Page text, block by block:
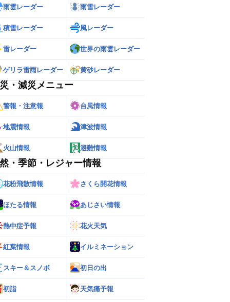
雨雲レーダー 雨雪レーダー
積雪レーダー 風レーダー
雷レーダー 世界の雨雲レーダー
ゲリラ雷雨レーダー 黄砂レーダー
・減災メニュー
警報・注意報 台風情報
地震情報 津波情報
火山情報 避難情報
・季節・レジャー情報
花粉飛散情報 さくら開花情報
ほたる情報 あじさい情報
熱中症予報 花火天気
紅葉情報 イルミネーション
スキー＆スノボ 初日の出
初詣 天気痛予報